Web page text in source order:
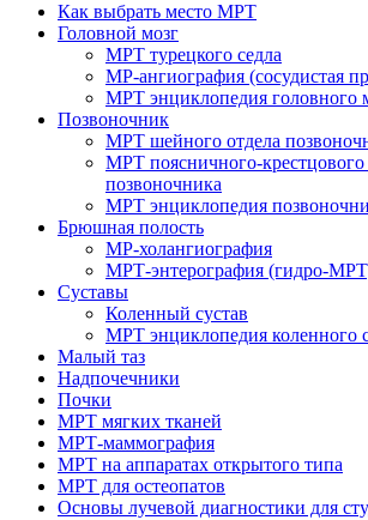
Как выбрать место МРТ
Головной мозг
МРТ турецкого седла
МР-ангиография (сосудистая
МРТ энциклопедия головного
Позвоночник
МРТ шейного отдела
МРТ поясничного-крестцового
позвоночника
МРТ энциклопедия
Брюшная полость
МР-холангиография
МРТ-энтерография (гидро-
Суставы
Коленный сустав
МРТ энциклопедия коленного
Малый таз
Надпочечники
Почки
МРТ мягких тканей
МРТ-маммография
МРТ на аппаратах открытого типа
МРТ для остеопатов
Основы лучевой диагностики для